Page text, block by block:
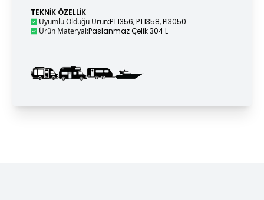
TEKNIK ÖZELLIK
Uyumlu Olduğu Ürün:PT1356, PT1358, PI3050
Ürün Materyal:Paslanmaz Çelik 304 L